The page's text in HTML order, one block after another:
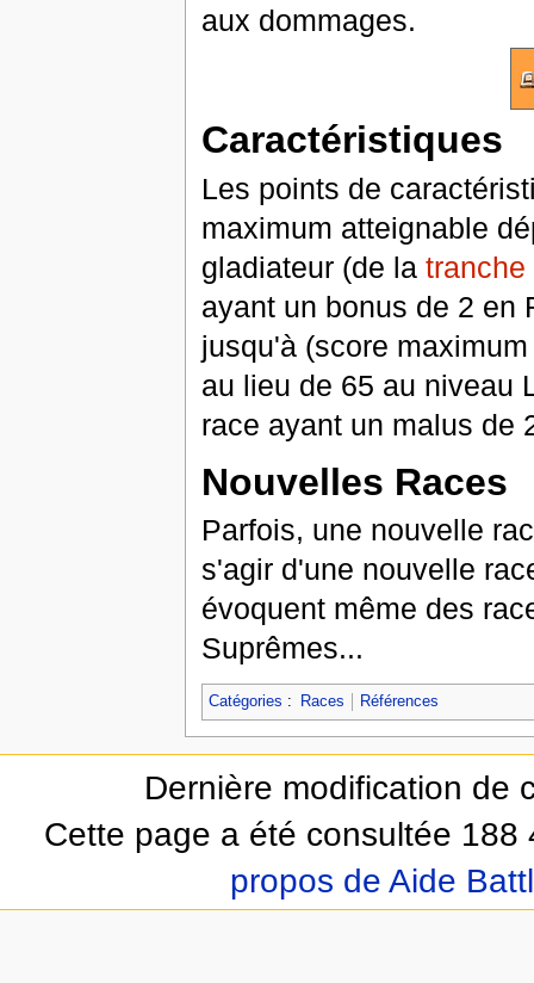
aux dommages.
Caractéristiques
Les points de
maximum atteignable
gladiateur (de la tranche
ayant un bonus de 2 en
jusqu'à (score
au lieu de 65 au niveau
race ayant un malus de
Nouvelles Races
Parfois, une nouvelle
s'agir d'une nouvelle
évoquent même des
Suprêmes...
Catégories : Races Références
Dernière modification de
Cette page a été consultée 188
propos de Aide